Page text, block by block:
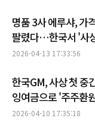
명품 3사 에루샤, 가
팔렸다…한국서 '사
2026-04-13 17:33:56
한국GM, 사상 첫
잉여금으로 '주주환
2026-04-10 17:35:18